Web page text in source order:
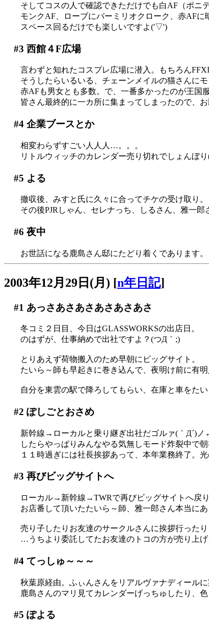
そしてコスの人で確認できただけでも白AF（ポニ
モンクAF、ローブにバーミリオクローク、赤AFに
スペース回るだけでも楽しいですよ('▽')
#3 西館４F広場
言わずと知れたコスプレ広場に潜入。もちろん
そうしたらいるいる、チェーンメイルの猫さんにモ
赤AFも男女とも多数。で、一番多かったのが王国
皆さん最終的に一カ所に集まってしまったので、
#4企業ブースとか
相変わらずすごい人人人…。。。
リトルウィッチのカレンダー売り切れでしょんぼり
#5 よる
撤収後、みすと氏に久々に合ってチケの受け取り。
その後PJRしゃん、セレナっち、しるさん、雅一郎
#6 夜中
お世話になる鹿島さん邸にたどり着くであります。
2003年12月29日(月) [n年日記]
#1 あっさあさあさあさあさあさ
冬コミ２日目、今日はGLASSWORKSの出店日。
のはずが、仕事納めで出社ですよ？(つД｀;)
とりあえず荷物搬入のため早朝にビッグサイト。
たいら～師も早起きに巻き込んで、夜明け前に有明
自分を東雲の駅で降ろしてもらい、在庫と車をた
#2 ぽしごとおさめ
新幹線→ローカルと乗り継ぎ出社だゴルァ(｀Д´)ノ
したらやっぱりみんなやる気無しモード炸裂中で
１１時過ぎには社長挨拶あって、本年業務終了。
#3 再びビッグサイトへ
ローカル→新幹線→TWRで再びビッグサイトへ戻り
お店番して頂いたたいら～師、雅一郎さん本当に
売り子したりお友達のサークルさんに挨拶行ったり
…うちより委託してたお友達のトコの方が売り上
#4てっしゅ～～～
秋葉原経由。ふぃんさんをリアルヴァナディールに
鹿島さんのマリ見てカレンダーげっちゅしたり、
#5 ぽよる